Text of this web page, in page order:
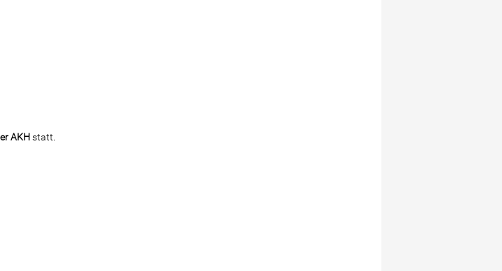
AKH statt.